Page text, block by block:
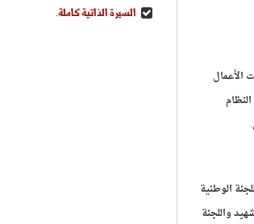
الأعمال
الوطنية
واللجنة
السيرة الذاتية كاملة.